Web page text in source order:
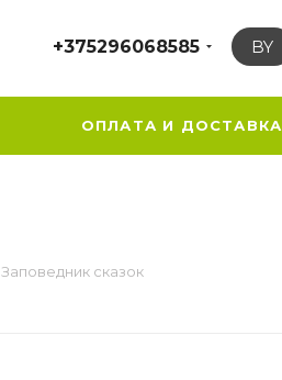
+375296068585 BY
ОПЛАТА И ДОСТАВКА
Заповедник сказок